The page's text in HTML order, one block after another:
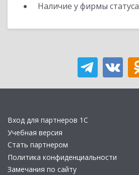
Наличие у фирмы статуса
Вход для партнеров 1С
Учебная версия
Стать партнером
Политика конфиденциальности
Замечания по сайту